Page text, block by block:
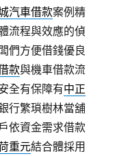
汽車借款案例精
流程與效應的偵
們方便借錢優良
款與機車借款流
全有保障有中正
行繁瑣樹林當舖
依資金需求借款
重元結合體採用